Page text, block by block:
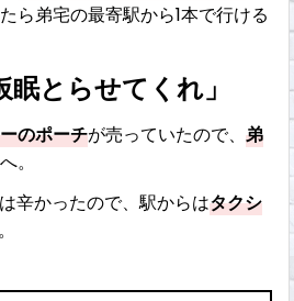
ら弟宅の最寄駅から1本で行ける
眠とらせてくれ」
のポーチが売っていたので、弟
。
辛かったので、駅からはタクシ